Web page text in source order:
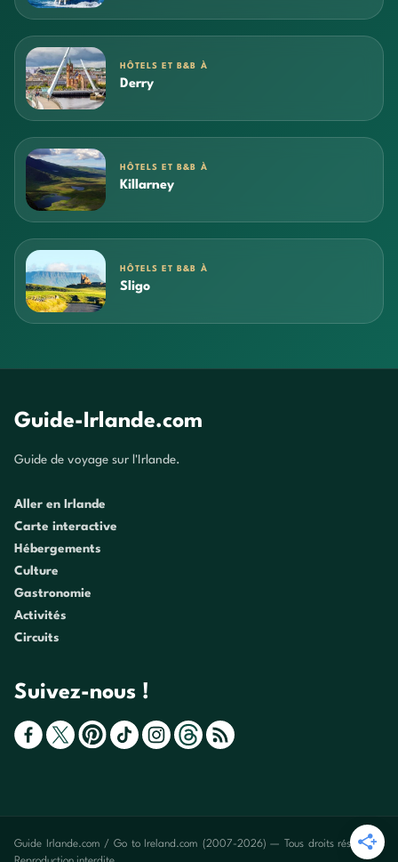
HÔTELS ET B&B À
Derry
HÔTELS ET B&B À
Killarney
HÔTELS ET B&B À
Sligo
Guide-Irlande.com
Guide de voyage sur l'Irlande.
Aller en Irlande
Carte interactive
Hébergements
Culture
Gastronomie
Activités
Circuits
Suivez-nous !
Guide Irlande.com / Go to Ireland.com (2007-2026) — Tous droits réservés -